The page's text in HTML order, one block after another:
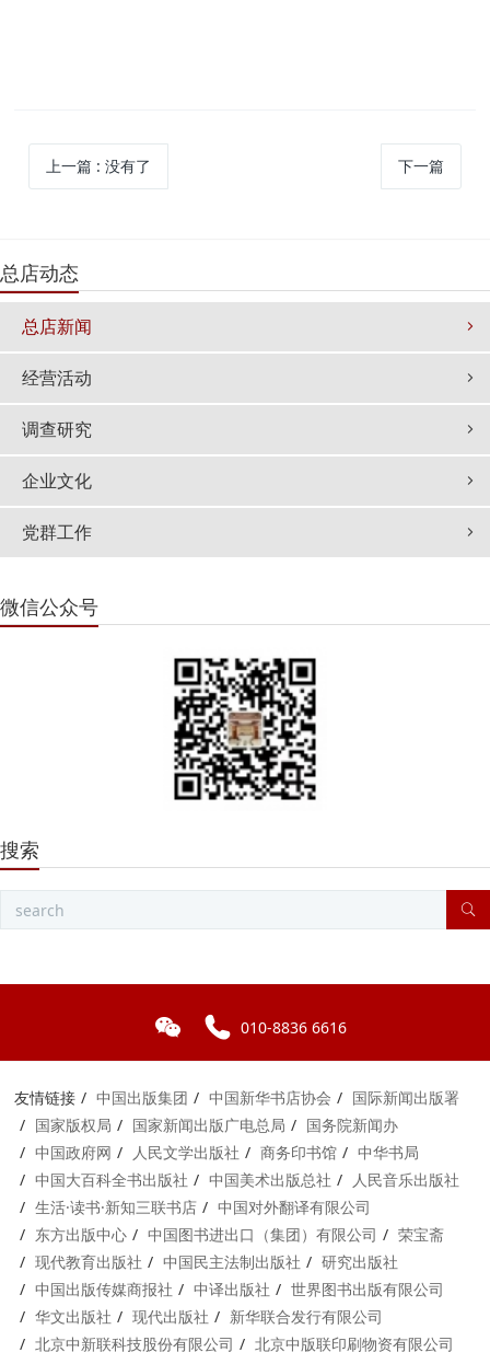
上一篇 : 没有了 下一篇
总店动态
总店新闻
经营活动
调查研究
企业文化
党群工作
微信公众号
搜索
010-8836 6616
友情链接 中国出版集团 中国新华书店协会
国际新闻出版署
国家版权局
国家新闻出版广电总局
国务院新闻办
中国政府网
人民文学出版社 商务印书馆
中华书局
中国大百科全书出版社
中国美术出版总社
人民音乐出版社
生活·读书·新知三联书店
中国对外翻译有限公司
东方出版中心
中国图书进出口（集团）有限公司
荣宝斋
现代教育出版社
中国民主法制出版社
研究出版社
中国出版传媒商报社
中译出版社
世界图书出版有限公司
华文出版社
现代出版社
新华联合发行有限公司
北京中新联科技股份有限公司
北京中版联印刷物资有限公司